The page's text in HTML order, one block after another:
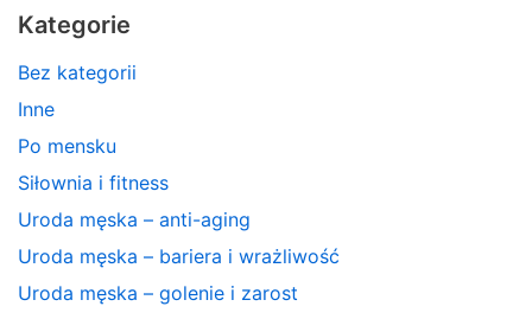
Kategorie
Bez kategorii
Inne
Po mensku
Siłownia i fitness
Uroda męska – anti-aging
Uroda męska – bariera i wrażliwość
Uroda męska – golenie i zarost